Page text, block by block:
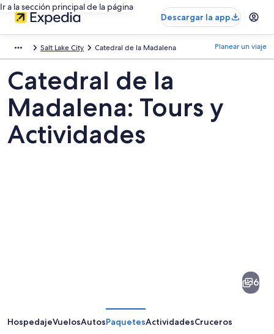
Ir a la sección principal de la página
Descargar la app
Salt Lake City Catedral de la Madalena Planear un viaje
Catedral de la
Madalena: Tours y
Actividades
Madalena
6
HospedajeVuelosAutosPaquetesActividadesCruceros